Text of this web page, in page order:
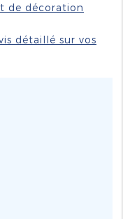
de décoration
détaillé sur vos